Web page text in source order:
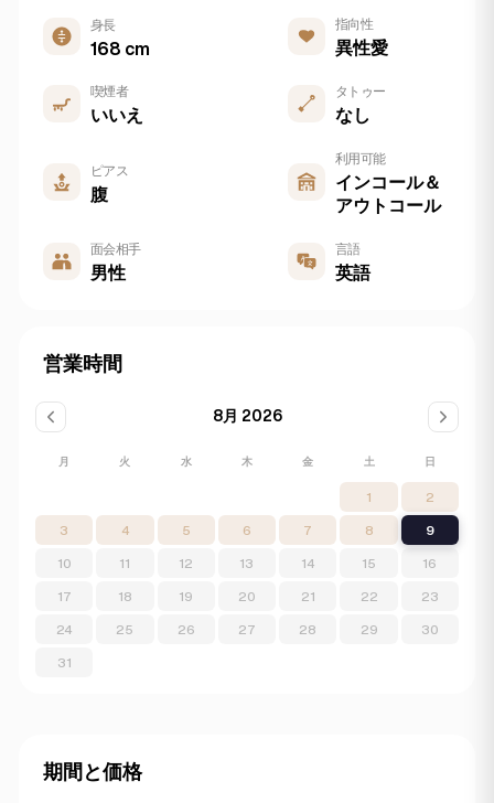
身長
168 cm
指向性
異性愛
喫煙者
いいえ
タトゥー
なし
ピアス
腹
利用可能
インコール＆
アウトコール
面会相手
男性
言語
英語
営業時間
8月 2026
月 火 水 木 金 土 日
1 2
3 4 5 6 7 8 9
10 11 12 13 14 15 16
17 18 19 20 21 22 23
24 25 26 27 28 29 30
31
期間と価格